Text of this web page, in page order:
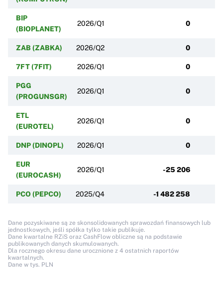
BIP
(BIOPLANET)
2026/Q1 0
ZAB (ZABKA) 2026/Q2 0
7FT (7FIT) 2026/Q1 0
PGG
(PROGUNSGR)
2026/Q1 0
ETL
(EUROTEL)
2026/Q1 0
DNP (DINOPL) 2026/Q1 0
EUR
(EUROCASH)
2026/Q1 -25 206
PCO (PEPCO) 2025/Q4 -1 482 258
Dane pozyskiwane są ze skonsolidowanych sprawozdań finansowych lub
jednostkowych, jeśli spółka tylko takie publikuje.
Dane kwartalne RZiS oraz CashFlow obliczne są na podstawie
publikowanych danych skumulowanych.
Dla rocznego okresu dane urocznione z 4 ostatnich raportów
kwartalnych.
Dane w tys. PLN